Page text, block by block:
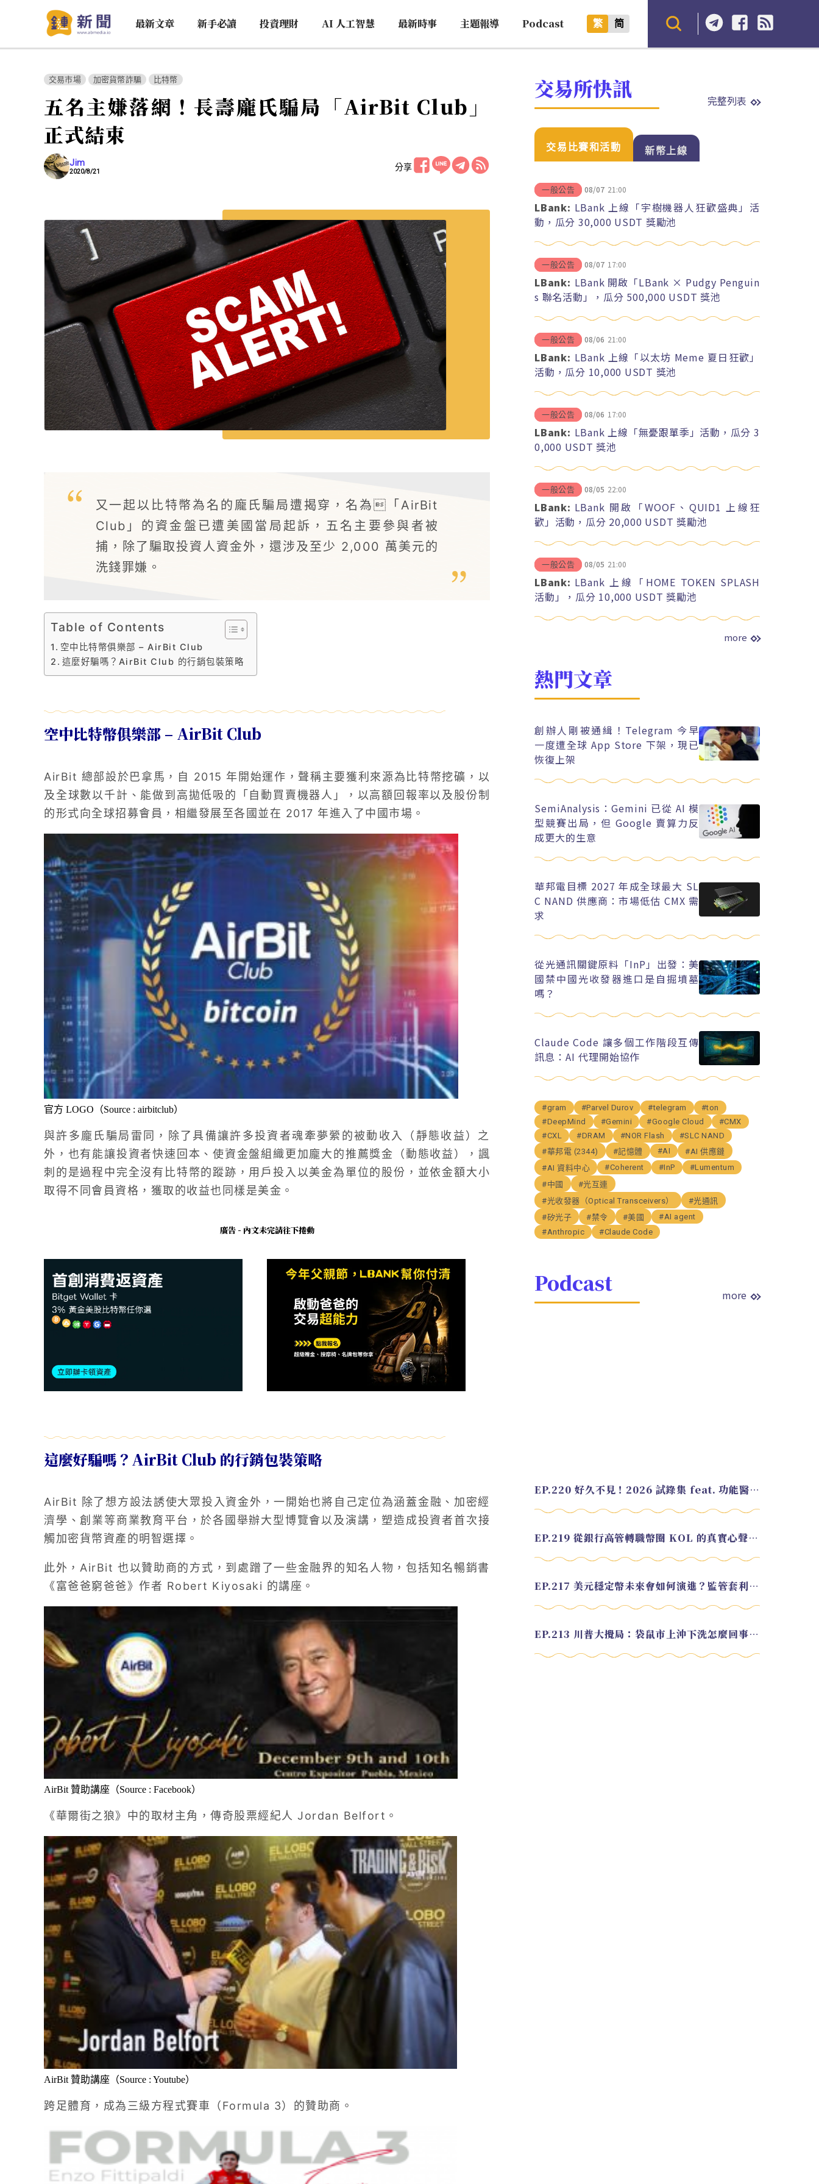
最新文章 新手必讀 投資理財 AI 人工智慧 最新時事 主題報導 Podcast 繁 简
交易市場 加密貨幣詐騙 比特幣
五名主嫌落網！長壽龐氏騙局「AirBit Club」
正式結束
Jim
2020/8/21 分享
又一起以比特幣為名的龐氏騙局遭揭穿，名為「AirBit
Club」的資金盤已遭美國當局起訴，五名主要參與者被
捕，除了騙取投資人資金外，還涉及至少 2,000 萬美元的
洗錢罪嫌。
Table of Contents
空中比特幣俱樂部 – AirBit Club
這麼好騙嗎？AirBit Club 的行銷包裝策略
空中比特幣俱樂部 – AirBit Club
AirBit 總部設於巴拿馬，自 2015 年開始運作，聲稱主要獲利來源為比特幣挖礦，以
及全球數以千計、能做到高拋低吸的「自動買賣機器人」，以高額回報率以及股份制
的形式向全球招募會員，相繼發展至各國並在 2017 年進入了中國市場。
官方 LOGO（Source : airbitclub）
與許多龐氏騙局雷同，除了具備讓許多投資者魂牽夢縈的被動收入（靜態收益）之
外，也有能讓投資者快速回本、使資金盤組織更加龐大的推薦獎金（動態收益），諷
刺的是過程中完全沒有比特幣的蹤跡，用戶投入以美金為單位的股份，並依金額大小
取得不同會員資格，獲取的收益也同樣是美金。
廣告 - 內文未完請往下捲動
這麼好騙嗎？AirBit Club 的行銷包裝策略
AirBit 除了想方設法誘使大眾投入資金外，一開始也將自己定位為涵蓋金融、加密經
濟學、創業等商業教育平台，於各國舉辦大型博覽會以及演講，塑造成投資者首次接
觸加密貨幣資產的明智選擇。
此外，AirBit 也以贊助商的方式，到處蹭了一些金融界的知名人物，包括知名暢銷書
《富爸爸窮爸爸》作者 Robert Kiyosaki 的講座。
AirBit 贊助講座（Source : Facebook）
《華爾街之狼》中的取材主角，傳奇股票經紀人 Jordan Belfort。
AirBit 贊助講座（Source : Youtube）
跨足體育，成為三級方程式賽車（Formula 3）的贊助商。
交易所快訊 完整列表
交易比賽和活動 新幣上線
一般公告 08/07 21:00
LBank: LBank 上線「宇樹機器人狂歡盛典」活
動，瓜分 30,000 USDT 獎勵池
一般公告 08/07 17:00
LBank: LBank 開啟「LBank × Pudgy Penguin
s 聯名活動」，瓜分 500,000 USDT 獎池
一般公告 08/06 21:00
LBank: LBank 上線「以太坊 Meme 夏日狂歡」
活動，瓜分 10,000 USDT 獎池
一般公告 08/06 17:00
LBank: LBank 上線「無憂跟單季」活動，瓜分 3
0,000 USDT 獎池
一般公告 08/05 22:00
LBank: LBank 開啟「WOOF、QUID1 上線狂
歡」活動，瓜分 20,000 USDT 獎勵池
一般公告 08/05 21:00
LBank: LBank 上線「HOME TOKEN SPLASH
活動」，瓜分 10,000 USDT 獎勵池
more
熱門文章
創辦人剛被通緝！Telegram 今早
一度遭全球 App Store 下架，現已
恢復上架
SemiAnalysis：Gemini 已從 AI 模
型競賽出局，但 Google 賣算力反
成更大的生意
華邦電目標 2027 年成全球最大 SL
C NAND 供應商：市場低估 CMX 需
求
從光通訊關鍵原料「InP」出發：美
國禁中國光收發器進口是自掘墳墓
嗎？
Claude Code 讓多個工作階段互傳
訊息：AI 代理開始協作
#gram #Parvel Durov #telegram
#ton
#DeepMind
#Gemini #Google Cloud
#CMX
#CXL
#DRAM #NOR Flash
#SLC NAND
#華邦電 (2344)
#記憶體 #AI
#AI 供應鏈
#AI 資料中心
#Coherent #InP
#Lumentum
#中國
#光互連
#光收發器（Optical Transceivers）
#光通訊
#矽光子
#禁令 #美國
#AI agent
#Anthropic
#Claude Code
Podcast more
EP.220 好久不見！2026 試錄集 feat. 功能醫學營養師 美寶
EP.219 從銀行高管轉職幣圈 KOL 的真實心聲 feat.龜大
EP.217 美元穩定幣未來會如何演進？監管套利終將收斂？feat. 研究員 余哲安
EP.213 川普大攪局：袋鼠市上沖下洗怎麼回事？feat. Alvin